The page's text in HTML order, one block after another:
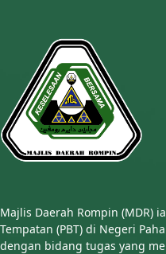
Majlis Daerah Rompin (MDR)
Tempatan (PBT) di Negeri
dengan bidang tugas yang